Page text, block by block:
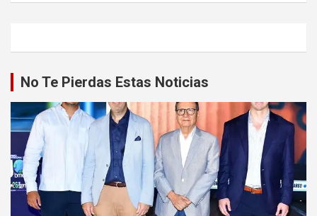
No Te Pierdas Estas Noticias